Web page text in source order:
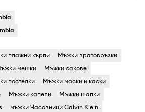
плажни кърпи
Мъжки вратовръзки
мешки
Мъжки сакове
постелки
Мъжки маски и каски
Мъжки капели
Мъжки шапки
мъжки Часовници Calvin Klein